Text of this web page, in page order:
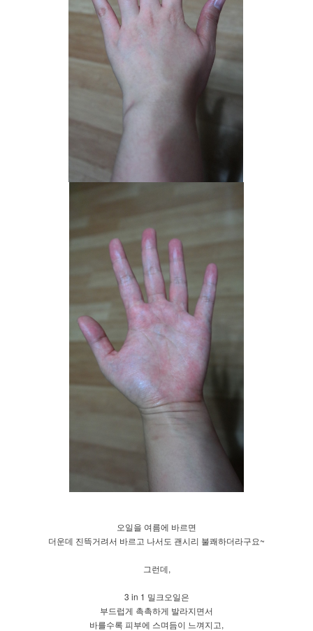
오일을 여름에 바르면
더운데 진뜩거려서 바르고 나서도 괜시리 불쾌하더라구요~
그런데,
3 in 1 밀크오일은
​부드럽게 촉촉하게 발라지면서
바를수록 피부에 스며듬이 느껴지고,